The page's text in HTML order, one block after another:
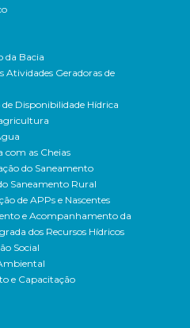
da Bacia
Atividades Geradoras de
Disponibilidade Hídrica
com as Cheias
do Saneamento
Saneamento Rural
de APPs e Nascentes
e Acompanhamento da
dos Recursos Hídricos
Social
e Capacitação